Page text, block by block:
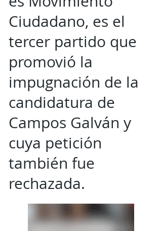
Ciudadano, es el
tercer partido que
promovió la
impugnación de la
candidatura de
Campos Galván y
cuya petición
también fue
rechazada.